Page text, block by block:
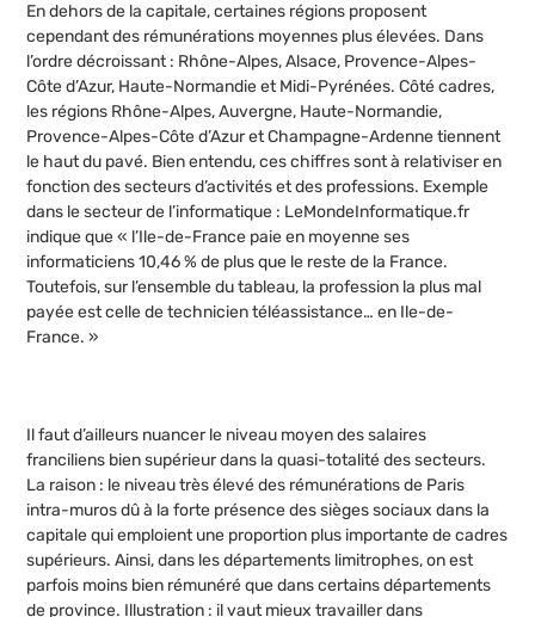
En dehors de la capitale, certaines régions proposent
cependant des rémunérations moyennes plus élevées. Dans
l’ordre décroissant : Rhône-Alpes, Alsace, Provence-Alpes-
Côte d’Azur, Haute-Normandie et Midi-Pyrénées. Côté cadres,
les régions Rhône-Alpes, Auvergne, Haute-Normandie,
Provence-Alpes-Côte d’Azur et Champagne-Ardenne tiennent
le haut du pavé. Bien entendu, ces chiffres sont à relativiser en
fonction des secteurs d’activités et des professions. Exemple
dans le secteur de l’informatique : LeMondeInformatique.fr
indique que « l’Ile-de-France paie en moyenne ses
informaticiens 10,46 % de plus que le reste de la France.
Toutefois, sur l’ensemble du tableau, la profession la plus mal
payée est celle de technicien téléassistance… en Ile-de-
France. »
Il faut d’ailleurs nuancer le niveau moyen des salaires
franciliens bien supérieur dans la quasi-totalité des secteurs.
La raison : le niveau très élevé des rémunérations de Paris
intra-muros dû à la forte présence des sièges sociaux dans la
capitale qui emploient une proportion plus importante de cadres
supérieurs. Ainsi, dans les départements limitrophes, on est
parfois moins bien rémunéré que dans certains départements
de province. Illustration : il vaut mieux travailler dans